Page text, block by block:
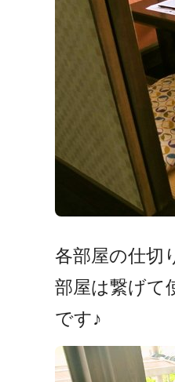
各部屋の仕切
部屋は繋げて
です♪